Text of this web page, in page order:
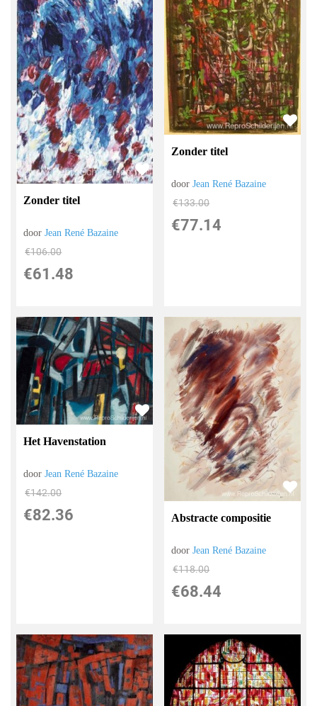
Zonder titel
doorJean René Bazaine
€106.00
€61.48
Zonder titel
doorJean René Bazaine
€133.00
€77.14
Het Havenstation
doorJean René Bazaine
€142.00
€82.36 Abstracte compositie
doorJean René Bazaine
€118.00
€68.44